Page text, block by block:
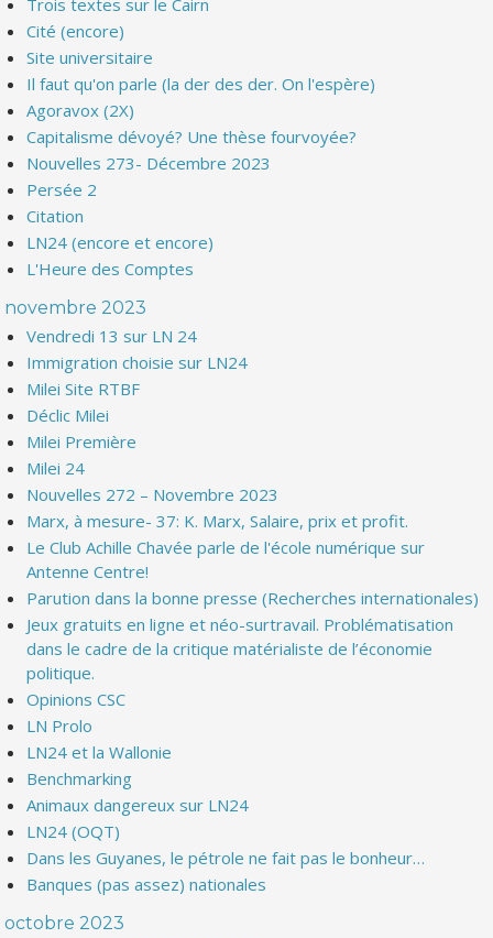
Trois textes sur le Cairn
Cité (encore)
Site universitaire
Il faut qu'on parle (la der des der. On l'espère)
Agoravox (2X)
Capitalisme dévoyé? Une thèse fourvoyée?
Nouvelles 273- Décembre 2023
Persée 2
Citation
LN24 (encore et encore)
L'Heure des Comptes
novembre 2023
Vendredi 13 sur LN 24
Immigration choisie sur LN24
Milei Site RTBF
Déclic Milei
Milei Première
Milei 24
Nouvelles 272 – Novembre 2023
Marx, à mesure- 37: K. Marx, Salaire, prix et profit.
Le Club Achille Chavée parle de l'école numérique sur
Antenne Centre!
Parution dans la bonne presse (Recherches internationales)
Jeux gratuits en ligne et néo-surtravail. Problématisation
dans le cadre de la critique matérialiste de l’économie
politique.
Opinions CSC
LN Prolo
LN24 et la Wallonie
Benchmarking
Animaux dangereux sur LN24
LN24 (OQT)
Dans les Guyanes, le pétrole ne fait pas le bonheur…
Banques (pas assez) nationales
octobre 2023